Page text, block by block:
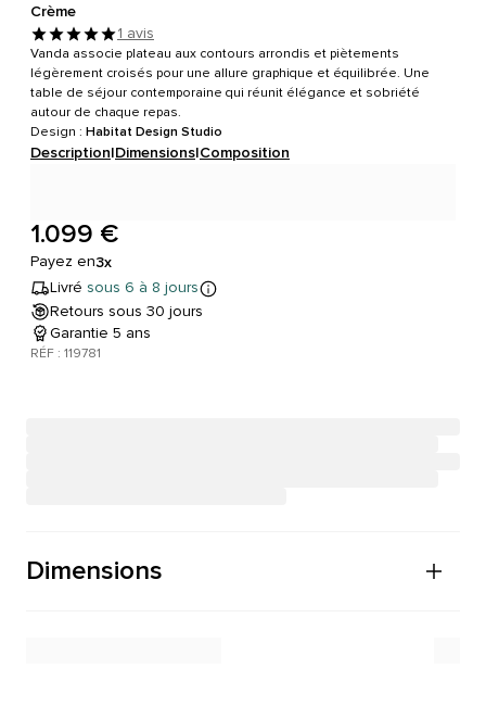
Crème
1 avis
Vanda associe plateau aux contours arrondis et piètements
légèrement croisés pour une allure graphique et équilibrée. Une
table de séjour contemporaine qui réunit élégance et sobriété
autour de chaque repas.
Design : Habitat Design Studio
Description|Dimensions|Composition
1.099 €
Payez en3x
Livré sous 6 à 8 jours
Retours sous 30 jours
Garantie 5 ans
RÉF : 119781
Dimensions